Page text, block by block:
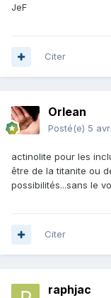
JeF
Citer
Orlean
Posté(e) 5
actinolite pour les
être de la titanite ou
possibilités...sans le
Citer
raphjac